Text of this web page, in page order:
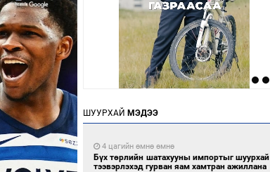
ШУУРХАЙ МЭДЭЭ
4 цагийн өмнө өмнө
Бүх төрлийн шатахууны импортыг шуурхай
тээвэрлэхэд гурван яам хамтран ажиллана